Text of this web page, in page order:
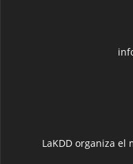
LaKDD organiza el